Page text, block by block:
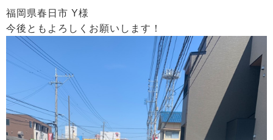
福岡県春日市 Y様
今後ともよろしくお願いします！